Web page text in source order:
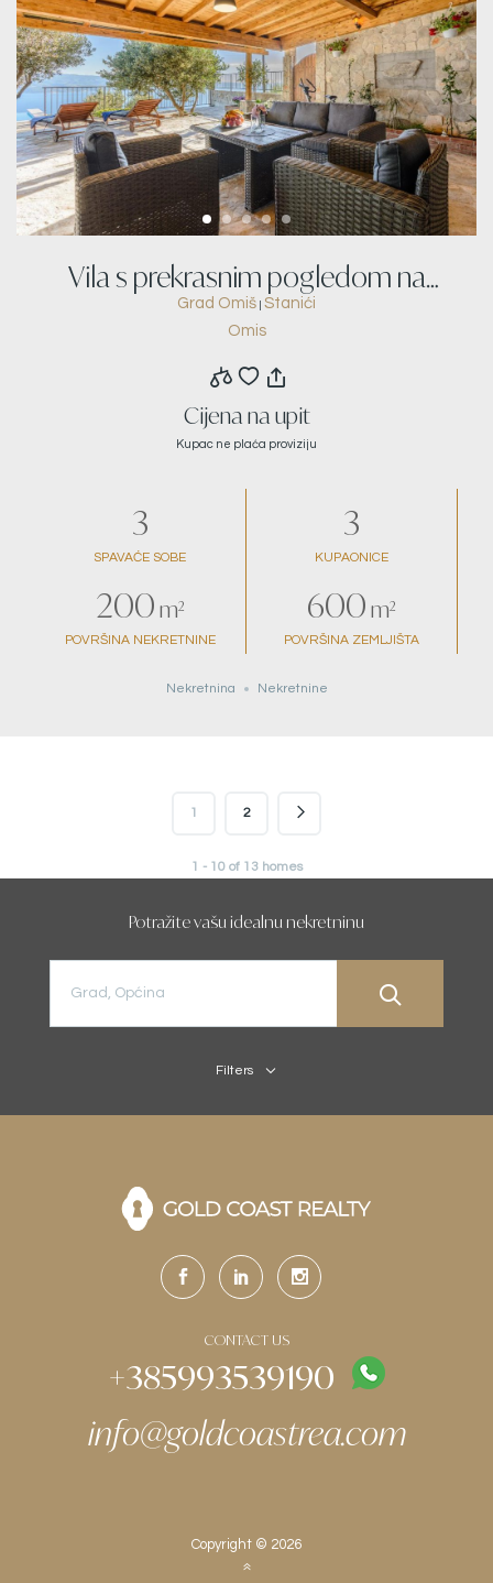
Vila s prekrasnim pogledom na
more
Grad Omiš Stanići
Omis
Cijena na upit
Kupac ne plaća proviziju
3
SPAVAĆE SOBE
3
KUPAONICE
200 m²
POVRŠINA NEKRETNINE
600 m²
POVRŠINA ZEMLJIŠTA
Nekretnina Nekretnine
1 2
1 - 10 of 13 homes
Potražite vašu idealnu nekretninu
Filters
CONTACT US
+385993539190
info@goldcoastrea.com
Copyright © 2026